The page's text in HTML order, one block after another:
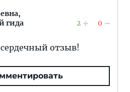
гида
2 0
отзыв!